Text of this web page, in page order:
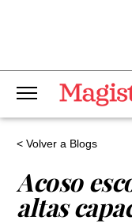
< Volver a Blogs
Acoso
altas